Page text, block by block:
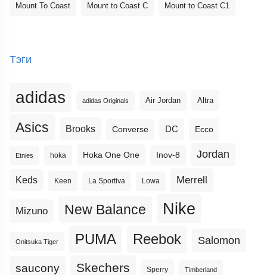
Mount To Coast Mount to Coast C Mount to Coast C1
Тэги
adidas adidas Originals Air Jordan Altra
Asics Brooks Converse DC Ecco
Etnies hoka Hoka One One Inov-8 Jordan
Keds Keen La Sportiva Lowa Merrell
Mizuno New Balance Nike
Onitsuka Tiger PUMA Reebok Salomon
saucony Skechers Sperry Timberland